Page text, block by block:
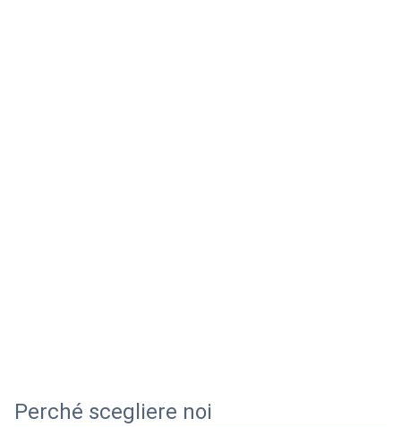
Perché scegliere noi